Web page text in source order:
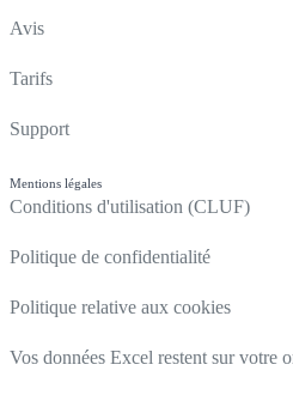
Avis
Tarifs
Support
Mentions légales
Conditions d'utilisation (CLUF)
Politique de confidentialité
Politique relative aux cookies
Vos données Excel restent sur votre